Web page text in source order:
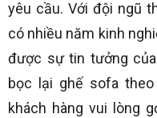
yêu cầu. Với đội ngũ
có nhiều năm kinh
được sự tin tưởng
bọc lại ghế sofa
khách hàng vui lòng